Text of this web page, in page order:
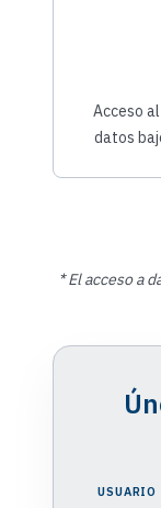
Acceso
datos
* El acceso a
USUARIO